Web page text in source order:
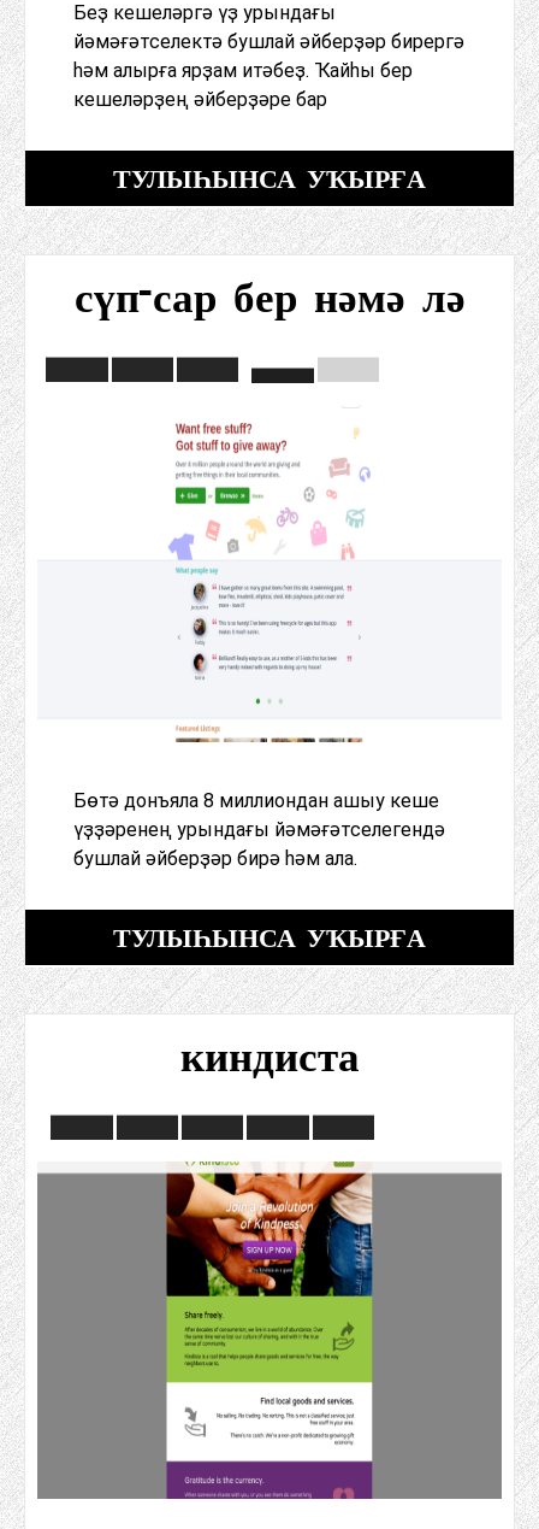
Беҙ кешеләргә үҙ урындағы
йәмәғәтселектә бушлай әйберҙәр бирергә
һәм алырға ярҙам итәбеҙ. Ҡайһы бер
кешеләрҙең әйберҙәре бар
ТУЛЫҺЫНСА УҠЫРҒА
сүп-сар бер нәмә лә
Бөтә донъяла 8 миллиондан ашыу кеше
үҙҙәренең урындағы йәмәғәтселегендә
бушлай әйберҙәр бирә һәм ала.
ТУЛЫҺЫНСА УҠЫРҒА
киндиста